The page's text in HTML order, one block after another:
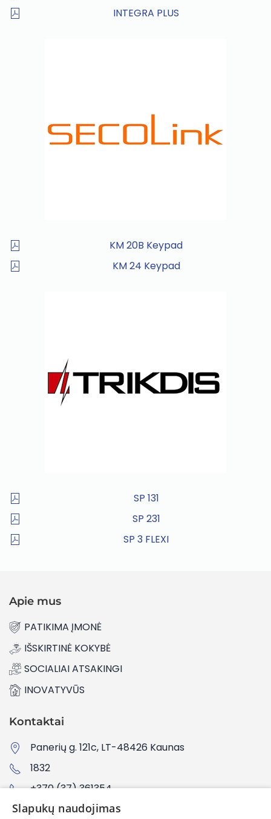
INTEGRA PLUS
KM 20B Keypad
KM 24 Keypad
SP 131
SP 231
SP 3 FLEXI
Apie mus
PATIKIMA ĮMONĖ
IŠSKIRTINĖ KOKYBĖ
SOCIALIAI ATSAKINGI
INOVATYVŪS
Kontaktai
Panerių g. 121c, LT-48426 Kaunas
1832
+370 (37) 361354
info@jungtis.lt
Slapukų naudojimas